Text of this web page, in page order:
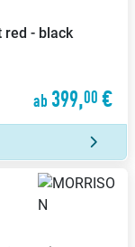
red - black
ab 399,00 €